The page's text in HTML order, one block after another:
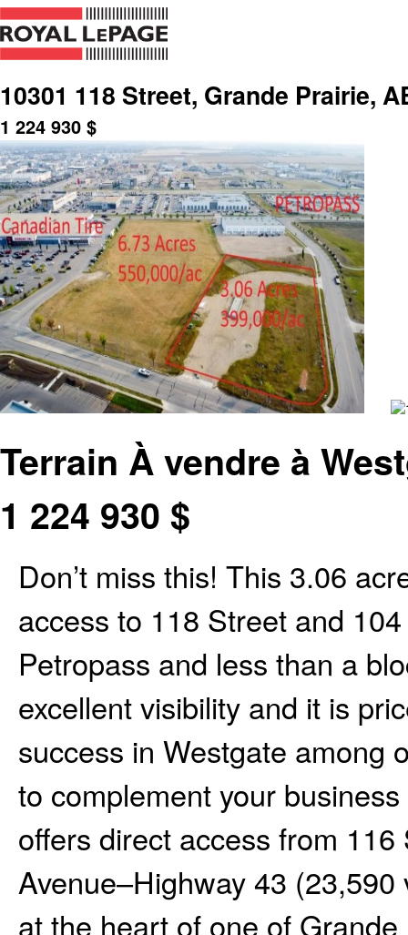
10301 118 Street, Grande Prairie,
1 224 930 $
Terrain À vendre à
1 224 930 $
Don’t miss this! This 3.06
access to 118 Street and
Petropass and less than a
excellent visibility and it is
success in Westgate among
to complement your
offers direct access from
Avenue–Highway 43
at the heart of one of